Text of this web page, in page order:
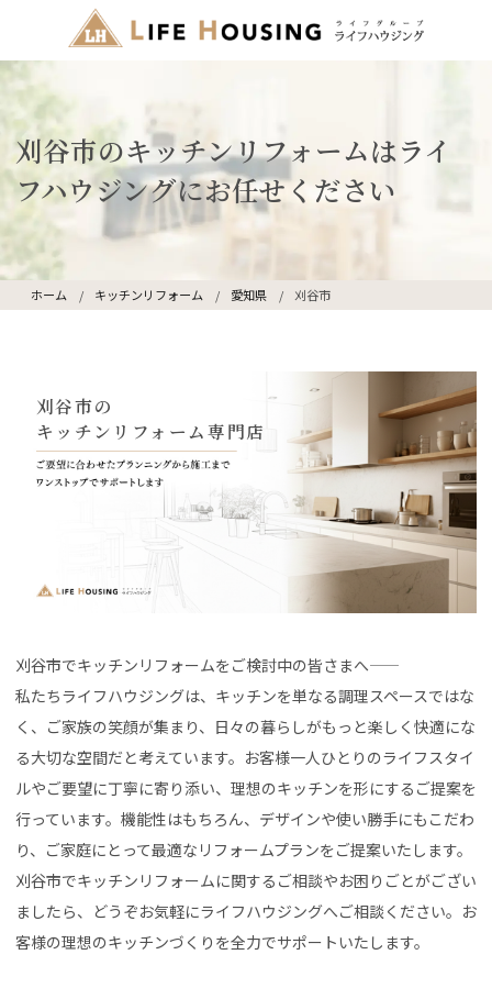
刈谷市のキッチンリフォームはライ
フハウジングにお任せください
ホーム キッチンリフォーム 愛知県 刈谷市
刈谷市の
キッチンリフォーム専門店
刈谷市でキッチンリフォームをご検討中の皆さまへ――
私たちライフハウジングは、キッチンを単なる調理スペースではな
く、ご家族の笑顔が集まり、日々の暮らしがもっと楽しく快適にな
る大切な空間だと考えています。お客様一人ひとりのライフスタイ
ルやご要望に丁寧に寄り添い、理想のキッチンを形にするご提案を
行っています。機能性はもちろん、デザインや使い勝手にもこだわ
り、ご家庭にとって最適なリフォームプランをご提案いたします。
刈谷市でキッチンリフォームに関するご相談やお困りごとがござい
ましたら、どうぞお気軽にライフハウジングへご相談ください。お
客様の理想のキッチンづくりを全力でサポートいたします。